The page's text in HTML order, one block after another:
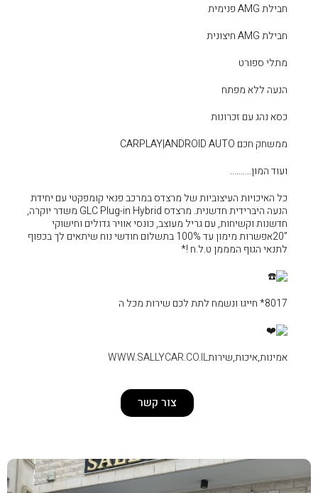
מרצדס במרכב פנאי קומפקטי עם יחידת
הנעה היברידית חדשנית. מרצדס GLC Plug-in Hybrid משדר יוקרה,
כונסי אוויר גדולים וחישוקי
”20אפשרות מימון עד 100% בתשלום חודשי נוח שיתאים לך בכפוף